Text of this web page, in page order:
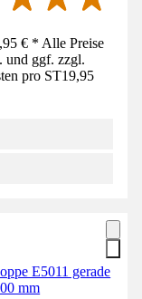
€ * Alle Preise
und ggf. zzgl.
pro ST19,95
E5011 gerade
mm